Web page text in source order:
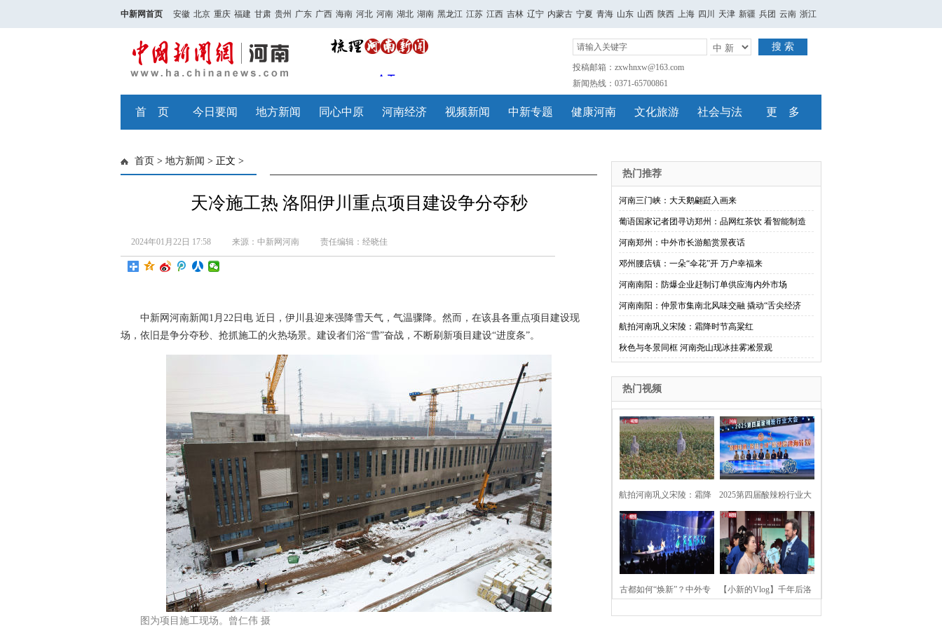
中新网首页 安徽 北京 重庆 福建 甘肃 贵州 广东 广西 海南 河北 河南 湖北 湖南 黑龙江 江苏 江西 吉林 辽宁 内蒙古 宁夏 青海 山东 山西 陕西 上海 四川 天津 新疆 兵团 云南 浙江
搜 索
投稿邮箱：zxwhnxw@163.com
新闻热线：0371-65700861
首 页 今日要闻 地方新闻 同心中原 河南经济 视频新闻 中新专题 健康河南 文化旅游 社会与法 更 多
首页 > 地方新闻 > 正文 >
天冷施工热 洛阳伊川重点项目建设争分夺秒
2024年01月22日 17:58 来源：中新网河南 责任编辑：经晓佳
中新网河南新闻1月22日电 近日，伊川县迎来强降雪天气，气温骤降。然而，在该县各重点项目建设现
场，依旧是争分夺秒、抢抓施工的火热场景。建设者们浴“雪”奋战，不断刷新项目建设“进度条”。
图为项目施工现场。曾仁伟 摄
热门推荐
河南三门峡：大天鹅翩跹入画来
葡语国家记者团寻访郑州：品网红茶饮 看智能制造
河南郑州：中外市长游船赏景夜话
邓州腰店镇：一朵“伞花”开 万户幸福来
河南南阳：防爆企业赶制订单供应海内外市场
河南南阳：仲景市集南北风味交融 撬动“舌尖经济
航拍河南巩义宋陵：霜降时节高粱红
秋色与冬景同框 河南尧山现冰挂雾凇景观
热门视频
航拍河南巩义宋陵：霜降
时节高粱红
2025第四届酸辣粉行业大
会在河南开封举行
古都如何“焕新”？中外专 【小新的Vlog】千年后洛